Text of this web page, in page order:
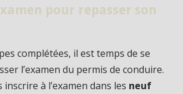
pour repasser son
complétées, il est temps de se
l’examen du permis de conduire.
à l’examen dans les neuf